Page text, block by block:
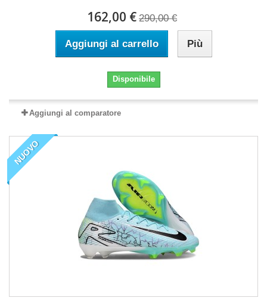
162,00 € 290,00 €
Aggiungi al carrello Più
Disponibile
Aggiungi al comparatore
NUOVO